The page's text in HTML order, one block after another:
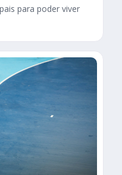
para poder viver